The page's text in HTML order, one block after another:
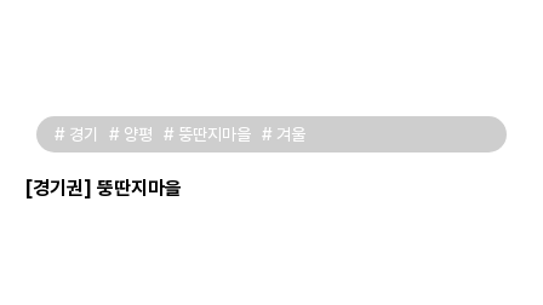
# 경기 # 양평 # 뚱딴지마을 # 겨울
[경기권] 뚱딴지마을